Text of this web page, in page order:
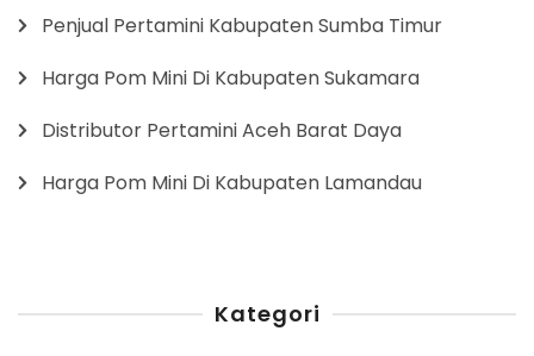
Penjual Pertamini Kabupaten Sumba Timur
Harga Pom Mini Di Kabupaten Sukamara
Distributor Pertamini Aceh Barat Daya
Harga Pom Mini Di Kabupaten Lamandau
Kategori